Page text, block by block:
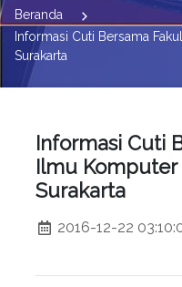
Beranda
Informasi Cuti Bersama
Surakarta
Informasi Cuti
Ilmu Komputer
Surakarta
2016-12-22